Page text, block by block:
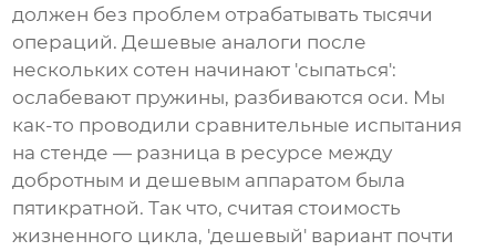
должен без проблем отрабатывать тысячи
операций. Дешевые аналоги после
нескольких сотен начинают 'сыпаться':
ослабевают пружины, разбиваются оси. Мы
как-то проводили сравнительные испытания
на стенде — разница в ресурсе между
добротным и дешевым аппаратом была
пятикратной. Так что, считая стоимость
жизненного цикла, 'дешевый' вариант почти